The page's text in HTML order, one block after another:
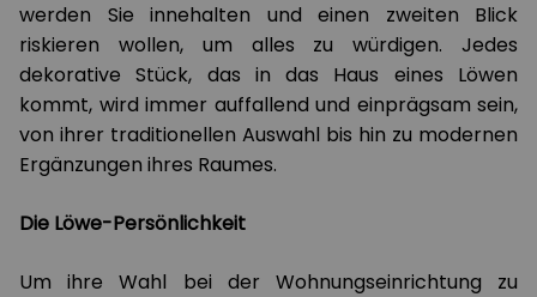
werden Sie innehalten und einen zweiten Blick
riskieren wollen, um alles zu würdigen. Jedes
dekorative Stück, das in das Haus eines Löwen
kommt, wird immer auffallend und einprägsam sein,
von ihrer traditionellen Auswahl bis hin zu modernen
Ergänzungen ihres Raumes.
Die Löwe-Persönlichkeit
Um ihre Wahl bei der Wohnungseinrichtung zu